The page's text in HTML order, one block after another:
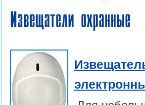
Извещатели охранные